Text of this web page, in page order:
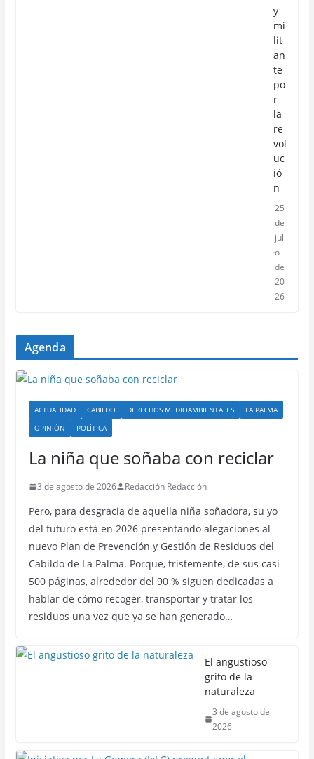
y
mi
lit
an
te
po
r
la
re
vol
uc
ió
n
25
de
juli
o
de
20
26
Agenda
ACTUALIDAD CABILDO DERECHOS MEDIOAMBIENTALES
LA PALMA
OPINIÓN
POLÍTICA
La niña que soñaba con reciclar
3 de agosto de 2026 Redacción Redacción
Pero, para desgracia de aquella niña soñadora, su yo
del futuro está en 2026 presentando alegaciones al
nuevo Plan de Prevención y Gestión de Residuos del
Cabildo de La Palma. Porque, tristemente, de sus casi
500 páginas, alrededor del 90 % siguen dedicadas a
hablar de cómo recoger, transportar y tratar los
residuos una vez que ya se han generado…
El angustioso
grito de la
naturaleza
3 de agosto de
2026